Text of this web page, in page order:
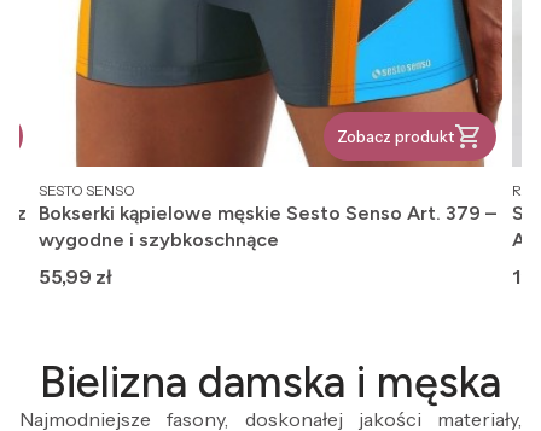
z
Zobacz produkt
PRODUCENT
SESTO SENSO
Bokserki kąpielowe męskie Sesto Senso Art. 379 –
wygodne i szybkoschnące
Cena
55,99 zł
Bielizna damska i męska
Najmodniejsze fasony, doskonałej jakości materiały,